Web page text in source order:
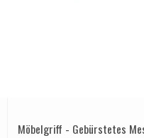
Möbelgriff - Gebürstetes